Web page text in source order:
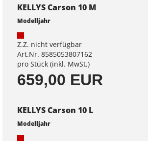
KELLYS Carson 10 M
Modelljahr
Z.Z. nicht verfügbar
Art.Nr. 8585053807162
pro Stück (inkl. MwSt.)
659,00 EUR
KELLYS Carson 10 L
Modelljahr